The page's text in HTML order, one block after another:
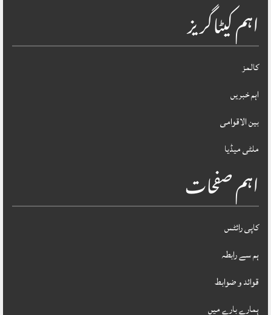
اہم کیٹاگریز
کالمز
اہم خبریں
بین الاقوامی
ملٹی میڈیا
اہم صفحات
کاپی رائٹس
ہم سے رابطہ
قوائد و ضوابط
ہمارے بارے میں